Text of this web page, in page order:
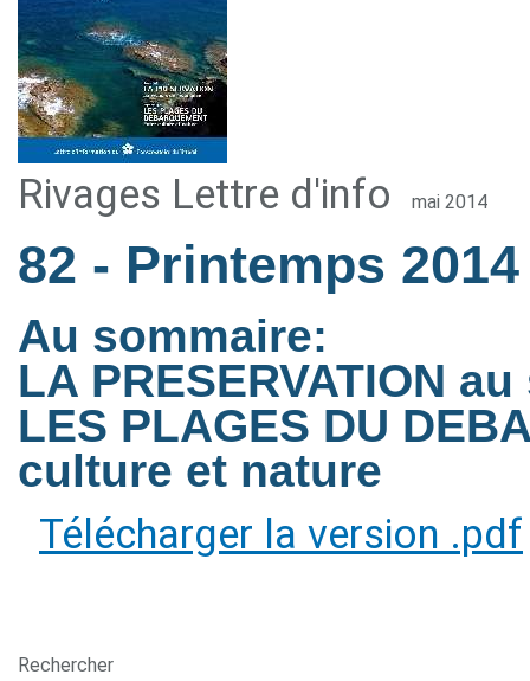
Rivages Lettre d'info mai 2014
82 - Printemps 2014
Au sommaire:
LA PRESERVATION
LES PLAGES DU
culture et nature
Télécharger la version .pdf
Rechercher